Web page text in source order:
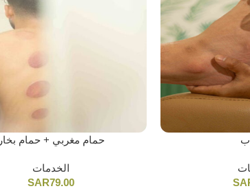
حمام مغربي + حمام بخار
الخدمات
SAR79.00